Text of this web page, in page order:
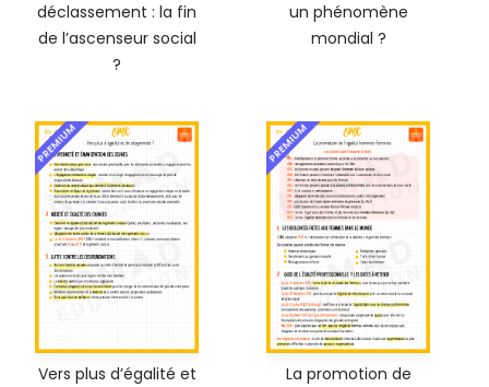
déclassement : la fin
de l’ascenseur social
?
un phénomène
mondial ?
PREMIUM
Vers plus d’égalité et
PREMIUM
La promotion de